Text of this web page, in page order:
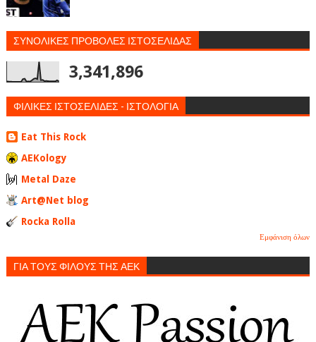
ΣΥΝΟΛΙΚΕΣ ΠΡΟΒΟΛΕΣ ΙΣΤΟΣΕΛΙΔΑΣ
3,341,896
ΦΙΛΙΚΕΣ ΙΣΤΟΣΕΛΙΔΕΣ - ΙΣΤΟΛΟΓΙΑ
Eat This Rock
AEKology
Metal Daze
Art@Net blog
Rocka Rolla
Εμφάνιση όλων
ΓΙΑ ΤΟΥΣ ΦΙΛΟΥΣ ΤΗΣ ΑΕΚ